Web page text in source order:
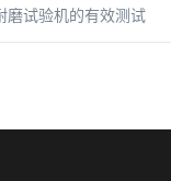
磨试验机的有效测试